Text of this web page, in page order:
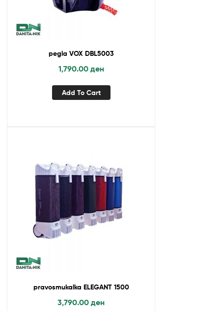
pegla VOX DBL5003
1,790.00 ден
Add To Cart
pravosmukalka ELEGANT 1500
3,790.00 ден